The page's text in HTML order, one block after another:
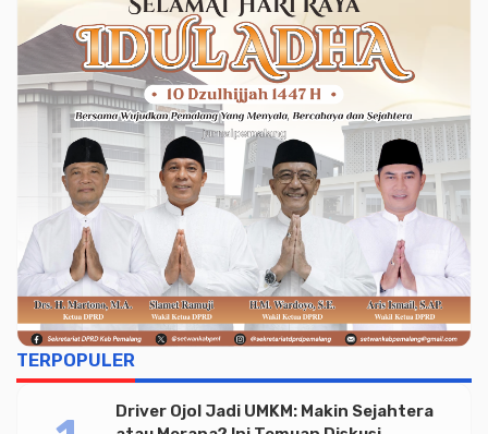
TERPOPULER
Driver Ojol Jadi UMKM: Makin Sejahtera